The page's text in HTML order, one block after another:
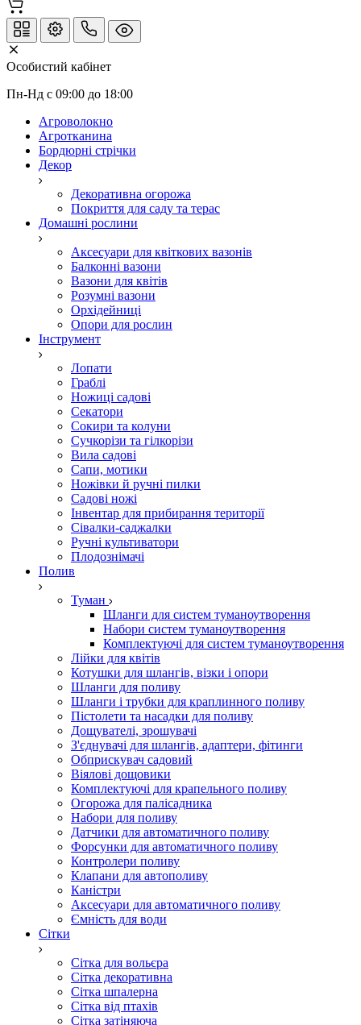
Особистий кабінет
Пн-Нд с 09:00 до 18:00
Агроволокно
Агротканина
Бордюрні стрічки
Декор
Декоративна огорожа
Покриття для саду та терас
Домашні рослини
Аксесуари для квіткових вазонів
Балконні вазони
Вазони для квітів
Розумні вазони
Орхідейниці
Опори для рослин
Інструмент
Лопати
Граблі
Ножиці садові
Секатори
Сокири та колуни
Сучкорізи та гілкорізи
Вила садові
Сапи, мотики
Ножівки й ручні пилки
Садові ножі
Інвентар для прибирання території
Сівалки-саджалки
Ручні культиватори
Плодознімачі
Полив
Туман
Шланги для систем туманоутворення
Набори систем туманоутворення
Комплектуючі для систем туманоутворення
Лійки для квітів
Котушки для шлангів, візки і опори
Шланги для поливу
Шланги і трубки для краплинного поливу
Пістолети та насадки для поливу
Дощувателі, зрошувачі
З'єднувачі для шлангів, адаптери, фітинги
Обприскувач садовий
Віялові дощовики
Комплектуючі для крапельного поливу
Огорожа для палісадника
Набори для поливу
Датчики для автоматичного поливу
Форсунки для автоматичного поливу
Контролери поливу
Клапани для автополиву
Каністри
Аксесуари для автоматичного поливу
Ємність для води
Сітки
Сітка для вольєра
Сітка декоративна
Сітка шпалерна
Сітка від птахів
Сітка затіняюча